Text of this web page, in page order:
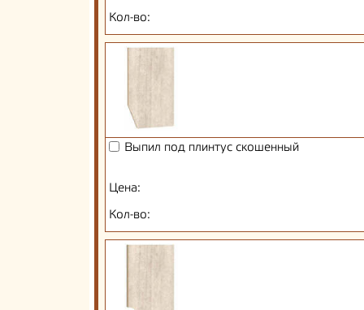
Кол-во:
Выпил под плинтус скошенный
Цена:
Кол-во: